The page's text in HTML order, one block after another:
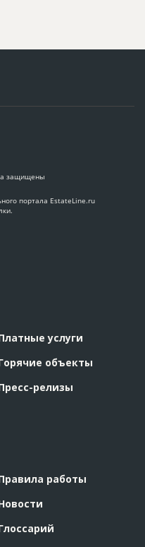
защищены
портала EstateLine.ru
услуги
объекты
релизы
работы